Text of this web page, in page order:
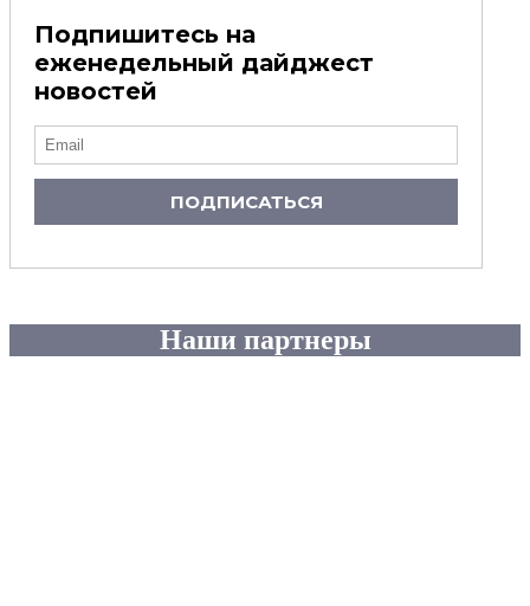
Подпишитесь на
еженедельный дайджест
новостей
ПОДПИСАТЬСЯ
Наши партнеры